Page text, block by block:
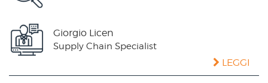
Giorgio Licen
Supply Chain Specialist
LEGGI